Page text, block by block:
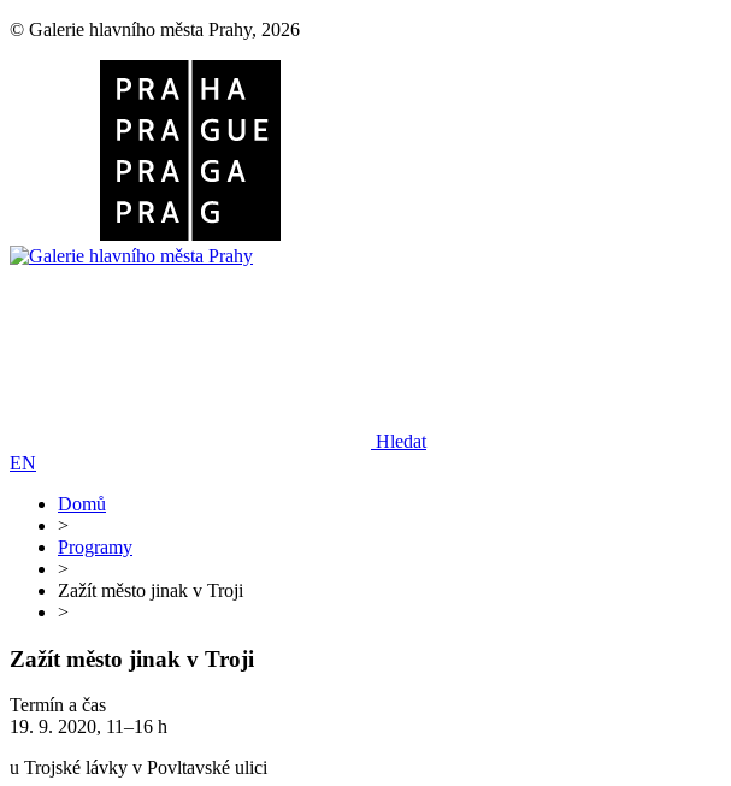
© Galerie hlavního města Prahy, 2026
Hledat
EN
Domů
>
Programy
>
Zažít město jinak v Troji
>
Zažít město jinak v Troji
Termín a čas
19. 9. 2020, 11–16 h
u Trojské lávky v Povltavské ulici